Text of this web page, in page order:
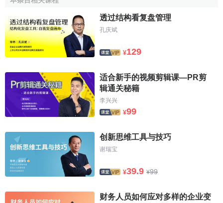
地採用的是成本法，市場法和收益法的應用相對較少。
事實上，評估方法本身只是估算評估價值的一種思路，
價值類型確定後直接制約著方法應用中各種
3、明確評估價值類型，可以更清楚地表達評估結果，可
以避免報告使用者誤用評估結果。任何評估結果都是有條件
的，不同的，評估目的、市場條件決定其價值含義是不同
評估價值的類型，可以使委托方更清楚地使用評估價值，這
樣也可以規避評估師的責任。
價值類型的類別
價值類型的種類或表述，有代表性的觀點有兩種：一種
透过结构看复盘管理
孔庆斌
¥129
适合新手的视频剪辑课—PR剪
辑通关秘籍
李兴兴
¥99
创新思维工具与技巧
谢瑞宝
¥39.9 ¥99
财务人员如何应对多样的企业变